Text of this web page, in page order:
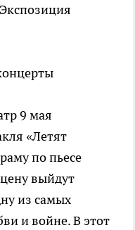
9 мая
«Летят
по пьесе
выйдут
из самых
и войне. В этот